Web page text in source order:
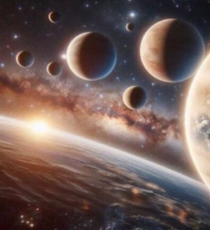
La situación encendió las
sanitarias internacionales
miembros de la tripulación
síntomas compatibles con
fiebre alta, dificultad
en algunos casos, un
Una emergencia inesperada
Según reportes preliminares,
el Atlántico cuando se